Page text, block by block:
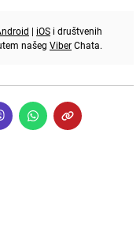
| iOS i društvenih
našeg ViberChata.